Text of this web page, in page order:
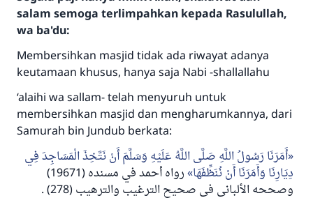
salam semoga terlimpahkan kepada Rasulullah,
wa ba'du:
Membersihkan masjid tidak ada riwayat adanya
keutamaan khusus, hanya saja Nabi -shallallahu
‘alaihi wa sallam- telah menyuruh untuk
membersihkan masjid dan mengharumkannya, dari
Samurah bin Jundub berkata:
أَمَرَنَا رَسُولُ اللَّهِ صَلَّى اللَّهُ عَلَيْهِ وَسَلَّمَ أَنْ نَتَّخِذَ الْمَسَاجِدَ فِي
دِيَارِنَا وَأَمَرَنَا أَنْ نُنَظِّفَهَا
رواه أحمد في مسنده (19671)
وصححه الألباني في صحيح الترغيب والترهيب (278) .